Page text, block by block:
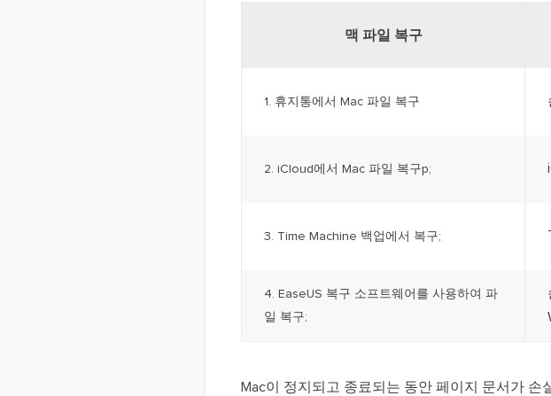
맥 파일 복구
1. 휴지통에서 Mac 파일 복구
2. iCloud에서 Mac 파일 복구p;
3. Time Machine 백업에서 복구;
4. EaseUS 복구 소프트웨어를 사용하여 파
일 복구;
Mac이 정지되고 종료되는 동안 페이지 문서가